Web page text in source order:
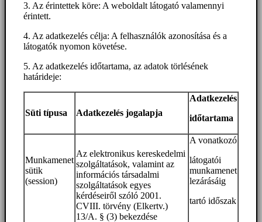
3. Az érintettek köre: A weboldalt látogató valamennyi
érintett.
4. Az adatkezelés célja: A felhasználók azonosítása és a
látogatók nyomon követése.
5. Az adatkezelés időtartama, az adatok törlésének
határideje:
Süti típusa Adatkezelés jogalapja
Adatkezelés
időtartama
Munkamenet
sütik
(session)
Az elektronikus kereskedelmi
szolgáltatások, valamint az
információs társadalmi
szolgáltatások egyes
kérdéseiről szóló 2001.
CVIII. törvény (Elkertv.)
13/A. § (3) bekezdése
A vonatkozó
látogatói
munkamenet
lezárásáig
tartó időszak